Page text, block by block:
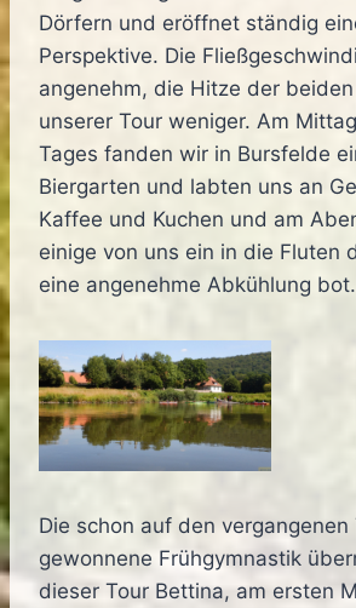
Dörfern und eröffnet ständig
Perspektive. Die
angenehm, die Hitze der
unserer Tour weniger. Am
Tages fanden wir in Bursfelde
Biergarten und labten uns an
Kaffee und Kuchen und am
einige von uns ein in die Fluten
eine angenehme Abkühlung bot.
Die schon auf den vergangenen
gewonnene Frühgymnastik
dieser Tour Bettina, am ersten